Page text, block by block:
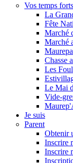
Vos temps forts
La
Fête
Marché
Marché
Chasse
Les
Le Mai
Vide-
Je suis
Parent
Obtenir
Inscrire
Inscrire